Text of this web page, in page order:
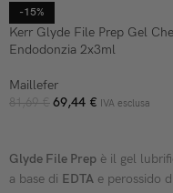
-15%
Kerr Glyde File Prep Gel
Endodonzia 2x3ml
Maillefer
81,69€ 69,44 € IVA esclusa
Glyde File Prep è il gel
a base di EDTA e perossido